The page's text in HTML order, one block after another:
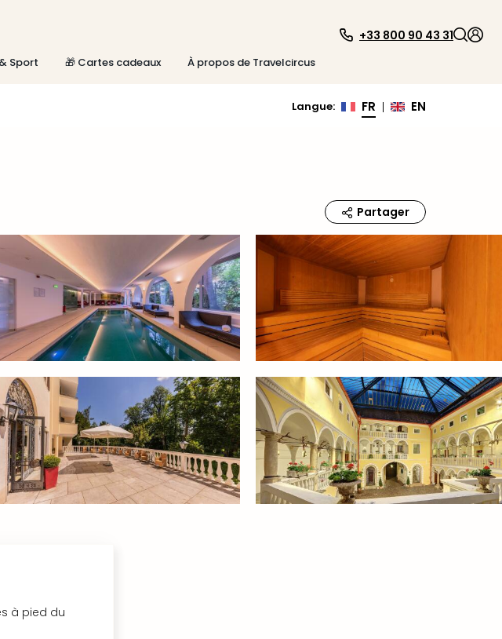
Sport 🎁 Cartes cadeaux À propos de Travelcircus
+33 800 90 43 31
Langue: FR | EN
Partager
à pied du